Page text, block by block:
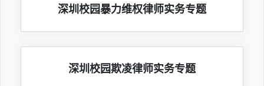
深圳校园暴力维权律师实务专题
深圳校园欺凌律师实务专题